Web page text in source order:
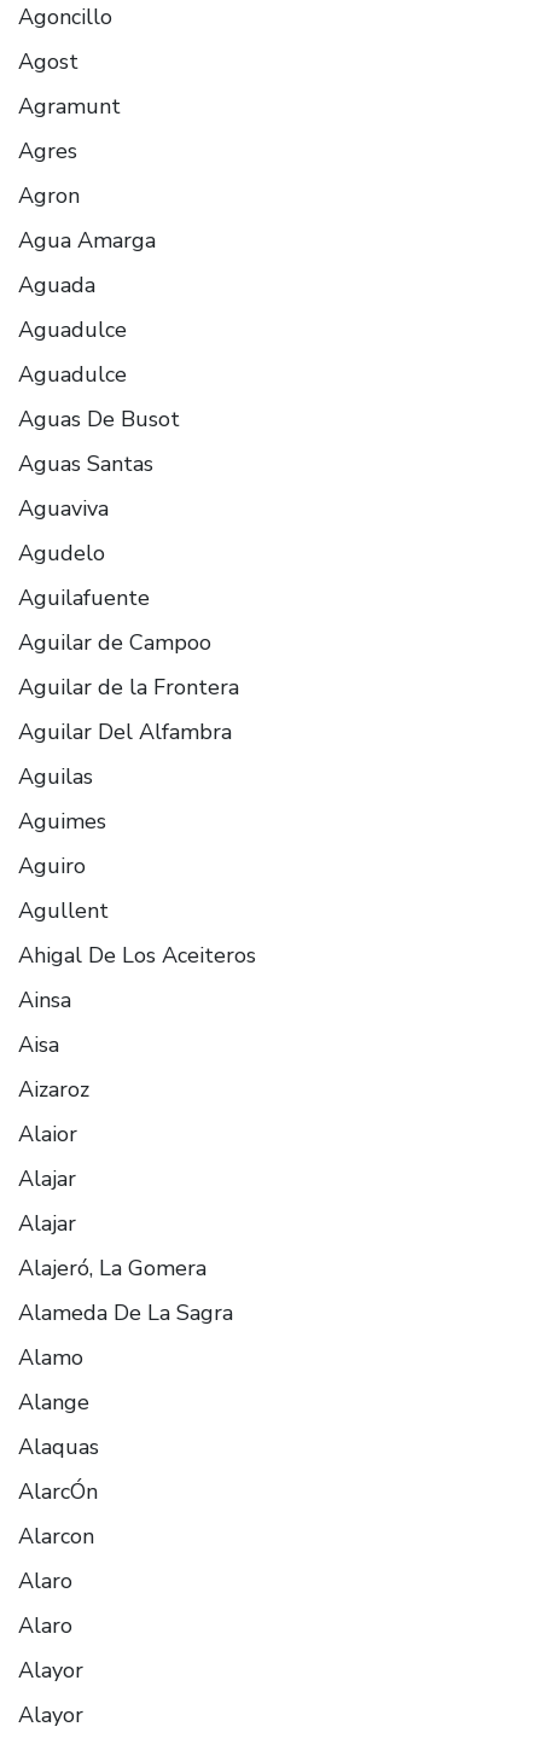
Agoncillo
Agost
Agramunt
Agres
Agron
Agua Amarga
Aguada
Aguadulce
Aguadulce
Aguas De Busot
Aguas Santas
Aguaviva
Agudelo
Aguilafuente
Aguilar de Campoo
Aguilar de la Frontera
Aguilar Del Alfambra
Aguilas
Aguimes
Aguiro
Agullent
Ahigal De Los Aceiteros
Ainsa
Aisa
Aizaroz
Alaior
Alajar
Alajar
Alajeró, La Gomera
Alameda De La Sagra
Alamo
Alange
Alaquas
AlarcÓn
Alarcon
Alaro
Alaro
Alayor
Alayor